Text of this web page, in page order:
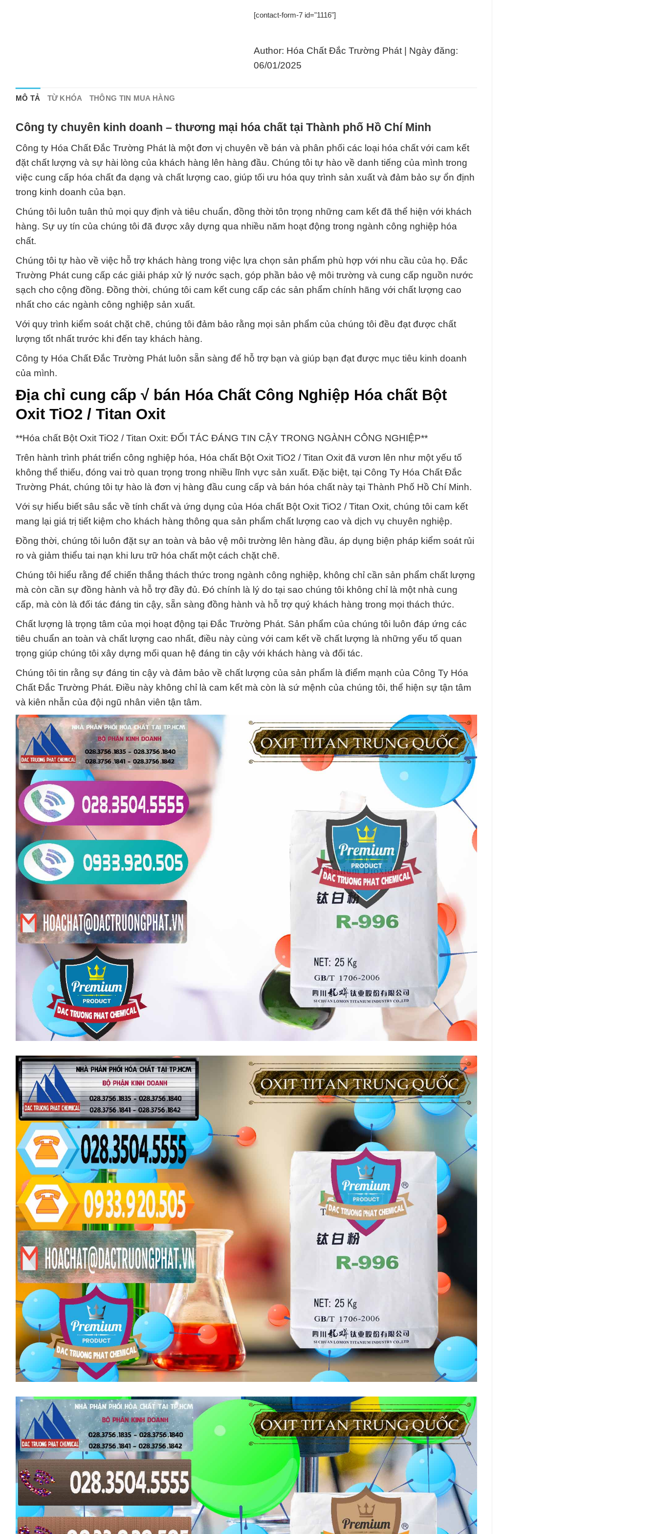
[contact-form-7 id="1116"]
Author: Hóa Chất Đắc Trường Phát | Ngày đăng:
06/01/2025
MÔ TẢ TỪ KHÓA THÔNG TIN MUA HÀNG
Công ty chuyên kinh doanh – thương mại hóa chất tại Thành phố Hồ Chí Minh
Công ty Hóa Chất Đắc Trường Phát là một đơn vị chuyên về bán và phân phối các loại hóa chất với cam kết
đặt chất lượng và sự hài lòng của khách hàng lên hàng đầu. Chúng tôi tự hào về danh tiếng của mình trong
việc cung cấp hóa chất đa dạng và chất lượng cao, giúp tối ưu hóa quy trình sản xuất và đảm bảo sự ổn định
trong kinh doanh của bạn.
Chúng tôi luôn tuân thủ mọi quy định và tiêu chuẩn, đồng thời tôn trọng những cam kết đã thể hiện với khách
hàng. Sự uy tín của chúng tôi đã được xây dựng qua nhiều năm hoạt động trong ngành công nghiệp hóa
chất.
Chúng tôi tự hào về việc hỗ trợ khách hàng trong việc lựa chọn sản phẩm phù hợp với nhu cầu của họ. Đắc
Trường Phát cung cấp các giải pháp xử lý nước sạch, góp phần bảo vệ môi trường và cung cấp nguồn nước
sạch cho cộng đồng. Đồng thời, chúng tôi cam kết cung cấp các sản phẩm chính hãng với chất lượng cao
nhất cho các ngành công nghiệp sản xuất.
Với quy trình kiểm soát chặt chẽ, chúng tôi đảm bảo rằng mọi sản phẩm của chúng tôi đều đạt được chất
lượng tốt nhất trước khi đến tay khách hàng.
Công ty Hóa Chất Đắc Trường Phát luôn sẵn sàng để hỗ trợ bạn và giúp bạn đạt được mục tiêu kinh doanh
của mình.
Địa chỉ cung cấp √ bán Hóa Chất Công Nghiệp Hóa chất Bột
Oxit TiO2 / Titan Oxit
**Hóa chất Bột Oxit TiO2 / Titan Oxit: ĐỐI TÁC ĐÁNG TIN CẬY TRONG NGÀNH CÔNG NGHIỆP**
Trên hành trình phát triển công nghiệp hóa, Hóa chất Bột Oxit TiO2 / Titan Oxit đã vươn lên như một yếu tố
không thể thiếu, đóng vai trò quan trọng trong nhiều lĩnh vực sản xuất. Đặc biệt, tại Công Ty Hóa Chất Đắc
Trường Phát, chúng tôi tự hào là đơn vị hàng đầu cung cấp và bán hóa chất này tại Thành Phố Hồ Chí Minh.
Với sự hiểu biết sâu sắc về tính chất và ứng dụng của Hóa chất Bột Oxit TiO2 / Titan Oxit, chúng tôi cam kết
mang lại giá trị tiết kiệm cho khách hàng thông qua sản phẩm chất lượng cao và dịch vụ chuyên nghiệp.
Đồng thời, chúng tôi luôn đặt sự an toàn và bảo vệ môi trường lên hàng đầu, áp dụng biện pháp kiểm soát rủi
ro và giảm thiểu tai nạn khi lưu trữ hóa chất một cách chặt chẽ.
Chúng tôi hiểu rằng để chiến thắng thách thức trong ngành công nghiệp, không chỉ cần sản phẩm chất lượng
mà còn cần sự đồng hành và hỗ trợ đầy đủ. Đó chính là lý do tại sao chúng tôi không chỉ là một nhà cung
cấp, mà còn là đối tác đáng tin cậy, sẵn sàng đồng hành và hỗ trợ quý khách hàng trong mọi thách thức.
Chất lượng là trọng tâm của mọi hoạt động tại Đắc Trường Phát. Sản phẩm của chúng tôi luôn đáp ứng các
tiêu chuẩn an toàn và chất lượng cao nhất, điều này cùng với cam kết về chất lượng là những yếu tố quan
trọng giúp chúng tôi xây dựng mối quan hệ đáng tin cậy với khách hàng và đối tác.
Chúng tôi tin rằng sự đáng tin cậy và đảm bảo về chất lượng của sản phẩm là điểm mạnh của Công Ty Hóa
Chất Đắc Trường Phát. Điều này không chỉ là cam kết mà còn là sứ mệnh của chúng tôi, thể hiện sự tận tâm
và kiên nhẫn của đội ngũ nhân viên tận tâm.